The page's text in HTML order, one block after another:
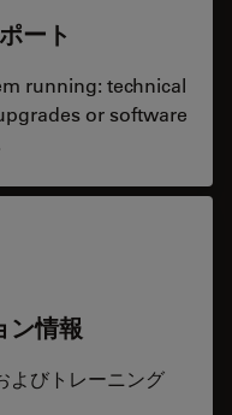
ート
running: technical
or software
ン情報
よびトレーニング